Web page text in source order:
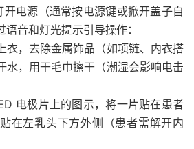
电源（通常按电源键或掀开盖子自
音和灯光提示引导操作：
衣，去除金属饰品（如项链、内衣搭
水，用干毛巾擦干（潮湿会影响电击
电极片上的图示，将一片贴在患者
在左乳头下方外侧（患者需解开内